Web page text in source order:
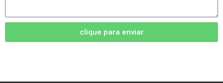
clique para enviar